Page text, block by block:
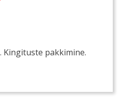
Kingituste pakkimine.